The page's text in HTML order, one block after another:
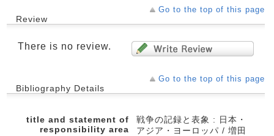
Go to the top of this page
Review
There is no review.
Go to the top of this page
Bibliography Details
title and statement of
responsibility area
戦争の記録と表象 : 日本・
アジア・ヨーロッパ / 増田